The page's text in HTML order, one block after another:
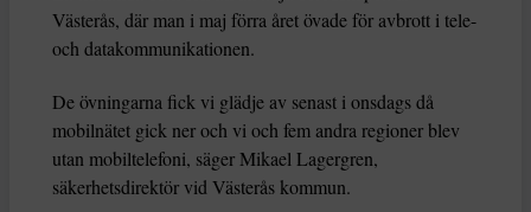
Västerås, där man i maj förra året övade för avbrott i tele-
och datakommunikationen.
De övningarna fick vi glädje av senast i onsdags då
mobilnätet gick ner och vi och fem andra regioner blev
utan mobiltelefoni, säger Mikael Lagergren,
säkerhetsdirektör vid Västerås kommun.